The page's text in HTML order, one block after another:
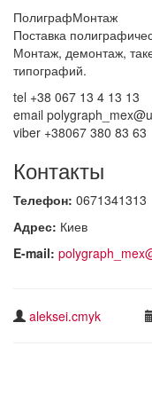
ПолиграфМонтаж
Поставка
Монтаж, демонтаж,
типографий.
tel +38 067 13 4 13 13
email
viber +38067 380 83 63
Контакты
Телефон: 0671341313
Адрес: Киев
E-mail:
aleksei.cmyk